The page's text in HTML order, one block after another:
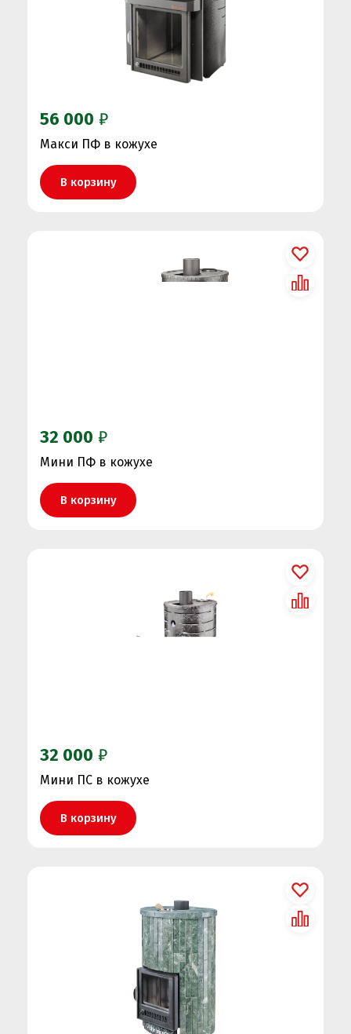
56 000 ₽
Макси ПФ в кожухе
В корзину
32 000 ₽
Мини ПФ в кожухе
В корзину
32 000 ₽
Мини ПС в кожухе
В корзину